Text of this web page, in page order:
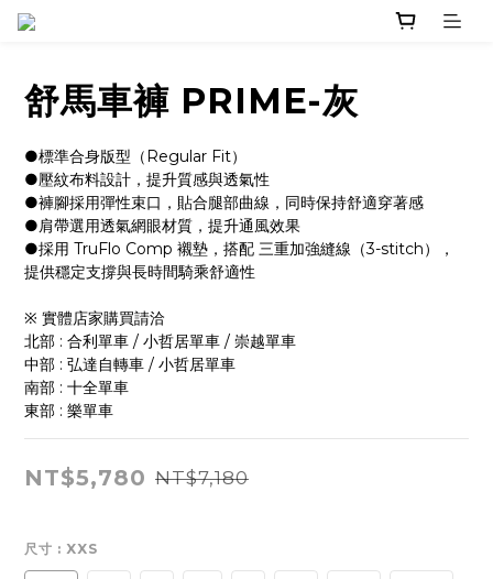
舒馬車褲 PRIME-灰
●標準合身版型（Regular Fit）
●壓紋布料設計，提升質感與透氣性
●褲腳採用彈性束口，貼合腿部曲線，同時保持舒適穿著感
●肩帶選用透氣網眼材質，提升通風效果
●採用 TruFlo Comp 襯墊，搭配 三重加強縫線（3-stitch），
提供穩定支撐與長時間騎乘舒適性
※ 實體店家購買請洽
北部 : 合利單車 / 小哲居單車 / 崇越單車
中部 : 弘達自轉車 / 小哲居單車
南部 : 十全單車
東部 : 樂單車
NT$5,780 NT$7,180
尺寸 : XXS